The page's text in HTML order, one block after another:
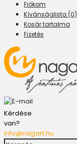
Fiókom
Kívánságlista (0)
Kosár tartalma
Fizetés
Kérdése
van?
info@nagart.hu